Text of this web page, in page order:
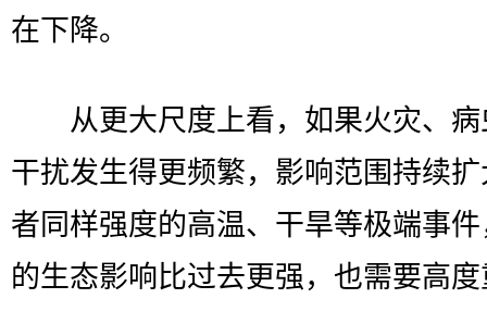
在下降。
从更大尺度上看，如果火灾、病
干扰发生得更频繁，影响范围持续
者同样强度的高温、干旱等极端事
的生态影响比过去更强，也需要高